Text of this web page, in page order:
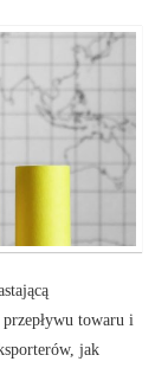
towaru i
jak